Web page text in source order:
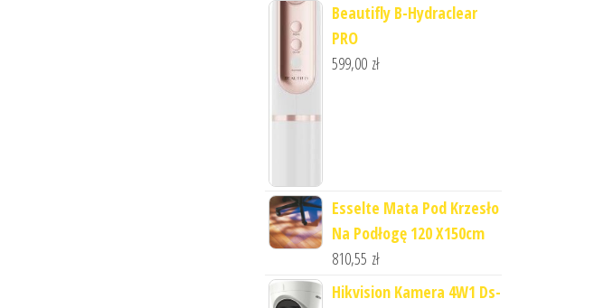
Beautifly B-Hydraclear
PRO
599,00 zł
Esselte Mata Pod Krzesło
Na Podłogę 120 X150cm
810,55 zł
Hikvision Kamera 4W1 Ds-